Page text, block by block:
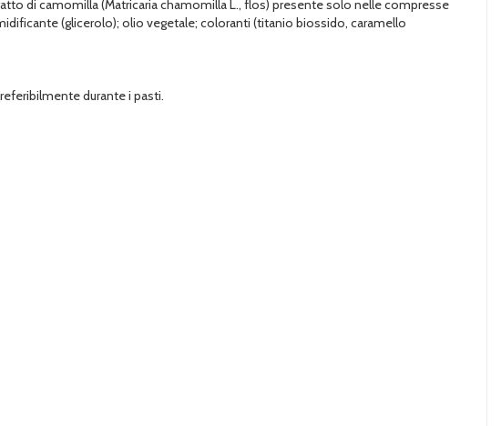
di camomilla (Matricaria chamomilla L., flos) presente solo nelle compresse
(glicerolo); olio vegetale; coloranti (titanio biossido, caramello
durante i pasti.